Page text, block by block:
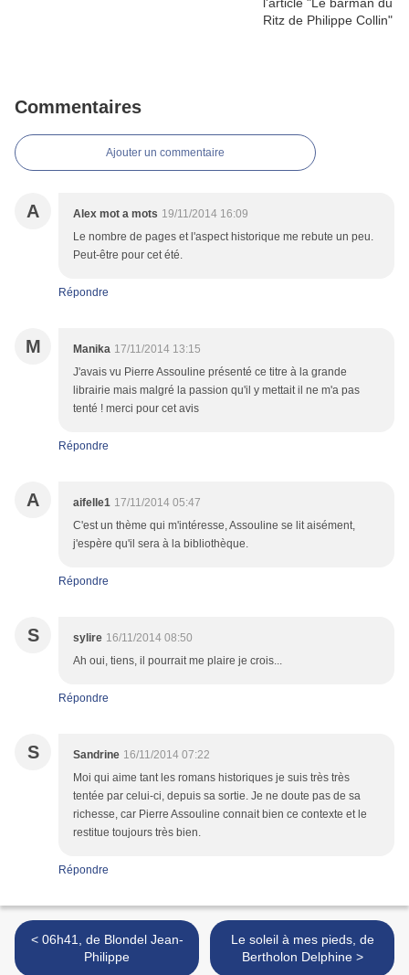
Commentaires
Ajouter un commentaire
A Alex mot a mots 19/11/2014 16:09
Le nombre de pages et l'aspect historique me rebute un peu.
Peut-être pour cet été.
Répondre
M Manika 17/11/2014 13:15
J'avais vu Pierre Assouline présenté ce titre à la grande
librairie mais malgré la passion qu'il y mettait il ne m'a pas
tenté ! merci pour cet avis
Répondre
A aifelle1 17/11/2014 05:47
C'est un thème qui m'intéresse, Assouline se lit aisément,
j'espère qu'il sera à la bibliothèque.
Répondre
S sylire 16/11/2014 08:50
Ah oui, tiens, il pourrait me plaire je crois...
Répondre
S Sandrine 16/11/2014 07:22
Moi qui aime tant les romans historiques je suis très très
tentée par celui-ci, depuis sa sortie. Je ne doute pas de sa
richesse, car Pierre Assouline connait bien ce contexte et le
restitue toujours très bien.
Répondre
< 06h41, de Blondel Jean-
Philippe
Le soleil à mes pieds, de
Bertholon Delphine >